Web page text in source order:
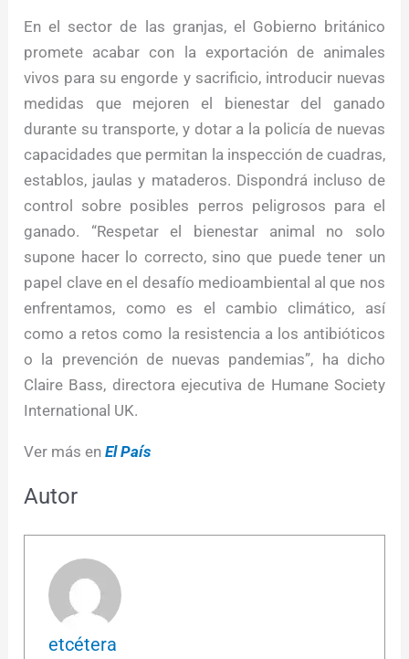
En el sector de las granjas, el Gobierno británico
promete acabar con la exportación de animales
vivos para su engorde y sacrificio, introducir nuevas
medidas que mejoren el bienestar del ganado
durante su transporte, y dotar a la policía de nuevas
capacidades que permitan la inspección de cuadras,
establos, jaulas y mataderos. Dispondrá incluso de
control sobre posibles perros peligrosos para el
ganado. “Respetar el bienestar animal no solo
supone hacer lo correcto, sino que puede tener un
papel clave en el desafío medioambiental al que nos
enfrentamos, como es el cambio climático, así
como a retos como la resistencia a los antibióticos
o la prevención de nuevas pandemias”, ha dicho
Claire Bass, directora ejecutiva de Humane Society
International UK.
Ver más enEl País
Autor
etcétera